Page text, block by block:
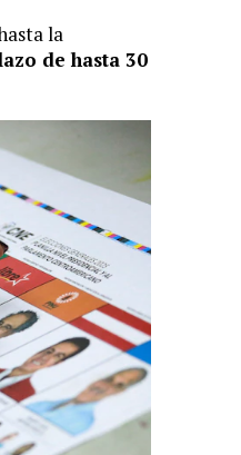
la
de hasta 30